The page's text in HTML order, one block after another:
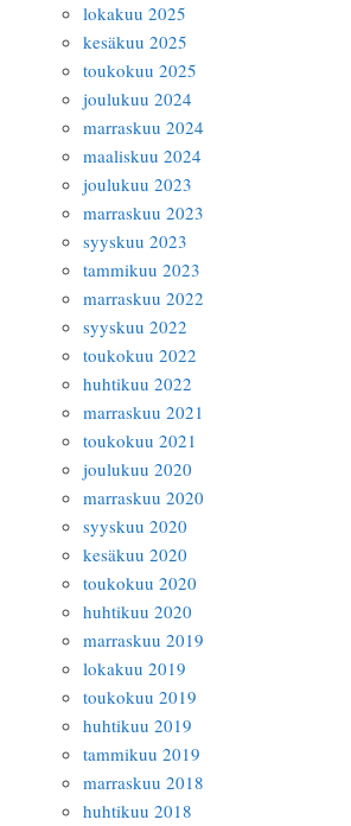
lokakuu 2025
kesäkuu 2025
toukokuu 2025
joulukuu 2024
marraskuu 2024
maaliskuu 2024
joulukuu 2023
marraskuu 2023
syyskuu 2023
tammikuu 2023
marraskuu 2022
syyskuu 2022
toukokuu 2022
huhtikuu 2022
marraskuu 2021
toukokuu 2021
joulukuu 2020
marraskuu 2020
syyskuu 2020
kesäkuu 2020
toukokuu 2020
huhtikuu 2020
marraskuu 2019
lokakuu 2019
toukokuu 2019
huhtikuu 2019
tammikuu 2019
marraskuu 2018
huhtikuu 2018